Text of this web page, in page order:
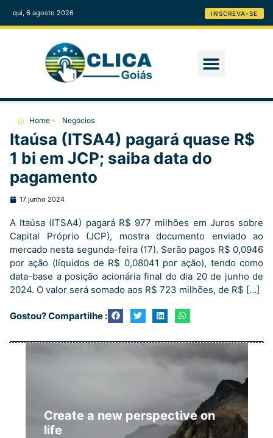
qui, 6 agosto 2026 INSCREVA-SE
Home Negócios
Itaúsa (ITSA4) pagará quase R$
1 bi em JCP; saiba data do
pagamento
17 junho 2024
A Itaúsa (ITSA4) pagará R$ 977 milhões em Juros sobre
Capital Próprio (JCP), mostra documento enviado ao
mercado nesta segunda-feira (17). Serão pagos R$ 0,0946
por ação (líquidos de R$ 0,08041 por ação), tendo como
data-base a posição acionária final do dia 20 de junho de
2024. O valor será somado aos R$ 723 milhões, de R$ […]
Gostou? Compartilhe :
Create a new perspective on
life